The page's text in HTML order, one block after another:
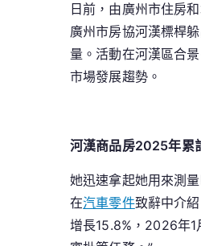
日前，由廣州市住房
廣州市房協河漢標桿
量。活動在河漢區合景
市場發展趨勢。
河漢商品房2025年累
她迅速拿起她用來測
在汽車零件致辭中介紹
增長15.8%，2026年1